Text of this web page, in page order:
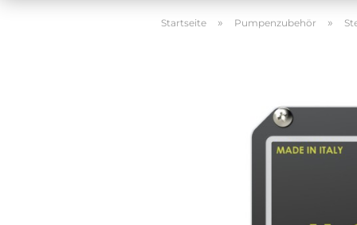
Startseite » Pumpenzubehör »